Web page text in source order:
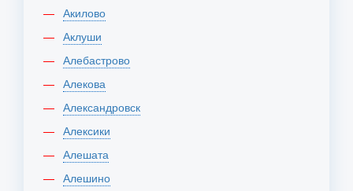
Акилово
Аклуши
Алебастрово
Алекова
Александровск
Алексики
Алешата
Алешино